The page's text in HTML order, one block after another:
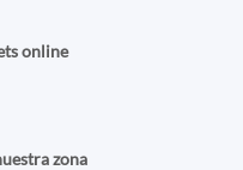
online
zona